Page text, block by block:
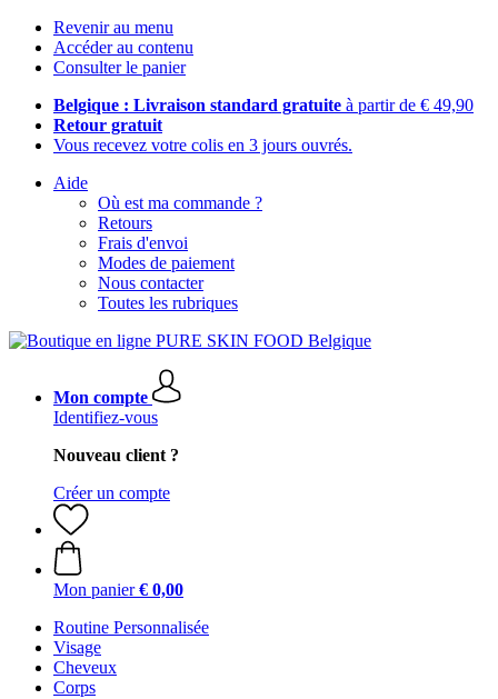
Revenir au menu
Accéder au contenu
Consulter le panier
Belgique : Livraison standard gratuite à partir de € 49,90
Retour gratuit
Vous recevez votre colis en 3 jours ouvrés.
Aide
Où est ma commande ?
Retours
Frais d'envoi
Modes de paiement
Nous contacter
Toutes les rubriques
Mon compte
Identifiez-vous
Nouveau client ?
Créer un compte
Mon panier € 0,00
Routine Personnalisée
Visage
Cheveux
Corps